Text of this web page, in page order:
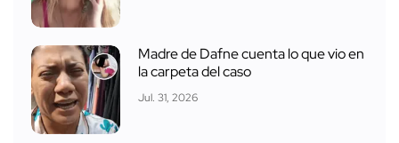
Madre de Dafne cuenta lo que vio en
la carpeta del caso
Jul. 31, 2026